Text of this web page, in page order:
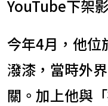
YouTube下架
今年4月，他位
潑漆，當時外
關。加上他與